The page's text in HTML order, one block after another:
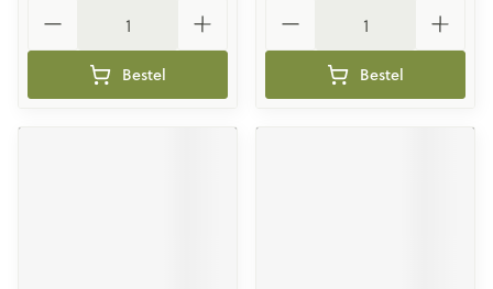
Bestel Bestel